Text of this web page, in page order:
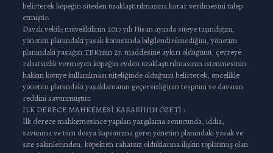
belirterek köpeğin siteden uzaklaştırılmasına karar verilmesini talep
etmiştir.
Davalı vekili; müvekkilinin 2017 yılı Nisan ayında siteye taşındığını,
yönetim planındaki yasak konusunda bilgilendirilmediğini, yönetim
planındaki yasağın TBK’nun 27. maddesine aykırı olduğunu, çevreye
rahatsızlık vermeyen köpeğin evden uzaklaştırılmasının istenmesinin
hakkın kötüye kullanılması niteliğinde olduğunu belirterek, öncelikle
yönetim planındaki yasaklamanın geçersizliğinin tespitini ve davanın
reddini savunmuştur.
İLK DERECE MAHKEMESİ KARARININ ÖZETİ :
İlk derece mahkemesince yapılan yargılama sonucunda, iddia,
savunma ve tüm dosya kapsamına göre; yönetim planındaki yasak ve
site sakinlerinden, köpekten rahatsız olduklarına ilişkin toplanmış olan